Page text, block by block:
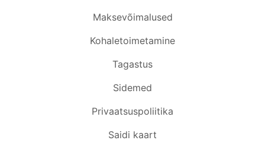
Maksevõimalused
Kohaletoimetamine
Tagastus
Sidemed
Privaatsuspoliitika
Saidi kaart